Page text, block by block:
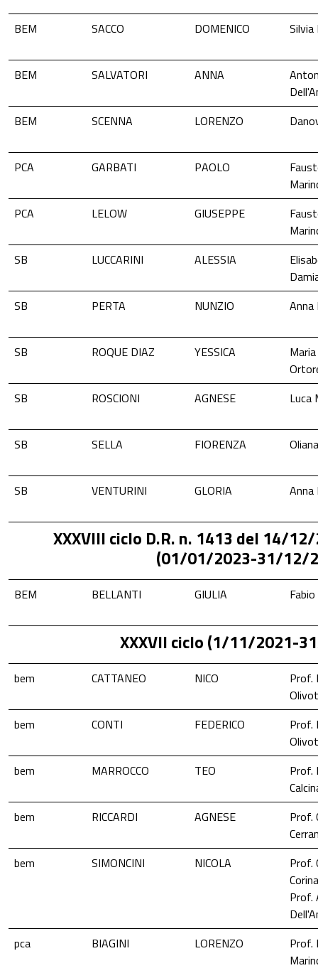
BEM SACCO DOMENICO Silvia
BEM SALVATORI ANNA
BEM
SCENNA LORENZO
PCA GARBATI PAOLO
PCA
LELOW GIUSEPPE
SB
LUCCARINI ALESSIA
SB
PERTA NUNZIO Anna
SB ROQUE DIAZ YESSICA
SB
ROSCIONI AGNESE Luca
SB SELLA FIORENZA
SB VENTURINI GLORIA Anna
XXXVIII ciclo D.R. n. 1413 del 14/
(01/01/2023-31/12/
BEM BELLANTI GIULIA
XXXVII ciclo (1/11/2021-
bem CATTANEO NICO
Prof.
bem
CONTI FEDERICO
Prof.
bem
MARROCCO TEO
Prof.
bem
RICCARDI AGNESE
Prof.
bem
SIMONCINI NICOLA
Prof.
Prof.
pca
BIAGINI LORENZO
Prof.